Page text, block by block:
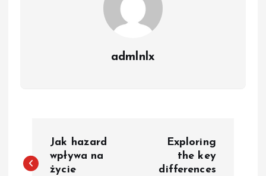
admlnlx
o
Jak hazard
wpływa na
życie
Exploring
the key
differences